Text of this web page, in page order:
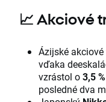
📈 Akciové
Ázijské
vďaka
vzrástol o3,5 %
posledné dva